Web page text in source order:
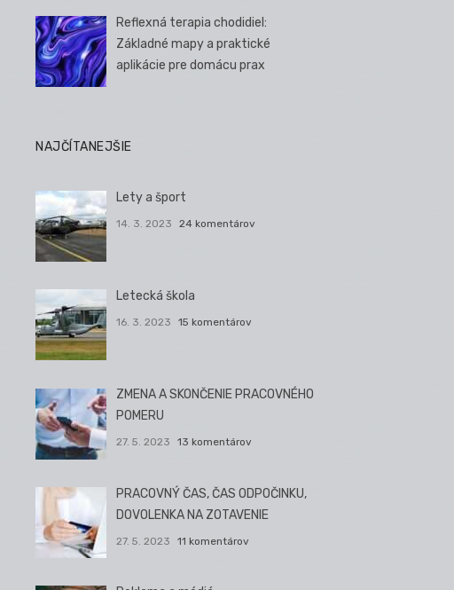
Reflexná terapia chodidiel:
Základné mapy a praktické
aplikácie pre domácu prax
NAJČÍTANEJŠIE
Lety a šport
14. 3. 2023 24 komentárov
Letecká škola
16. 3. 2023 15 komentárov
ZMENA A SKONČENIE PRACOVNÉHO
POMERU
27. 5. 2023 13 komentárov
PRACOVNÝ ČAS, ČAS ODPOČINKU,
DOVOLENKA NA ZOTAVENIE
27. 5. 2023 11 komentárov